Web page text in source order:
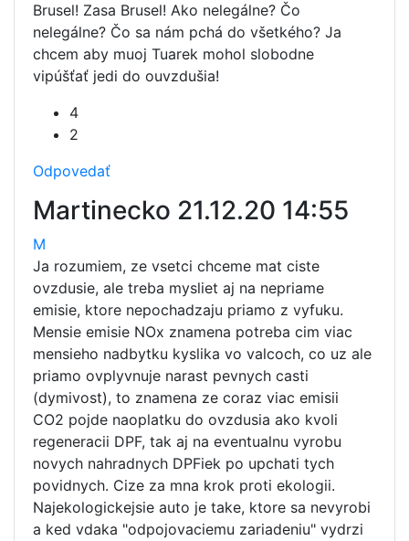
Brusel! Zasa Brusel! Ako nelegálne? Čo
nelegálne? Čo sa nám pchá do všetkého? Ja
chcem aby muoj Tuarek mohol slobodne
vipúšťať jedi do ouvzdušia!
4
2
Odpovedať
Martinecko 21.12.20 14:55
M
Ja rozumiem, ze vsetci chceme mat ciste
ovzdusie, ale treba mysliet aj na nepriame
emisie, ktore nepochadzaju priamo z vyfuku.
Mensie emisie NOx znamena potreba cim viac
mensieho nadbytku kyslika vo valcoch, co uz ale
priamo ovplyvnuje narast pevnych casti
(dymivost), to znamena ze coraz viac emisii
CO2 pojde naoplatku do ovzdusia ako kvoli
regeneracii DPF, tak aj na eventualnu vyrobu
novych nahradnych DPFiek po upchati tych
povidnych. Cize za mna krok proti ekologii.
Najekologickejsie auto je take, ktore sa nevyrobi
a ked vdaka "odpojovaciemu zariadeniu" vydrzi